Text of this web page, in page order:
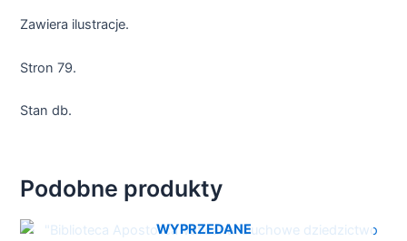
Zawiera ilustracje.
Stron 79.
Stan db.
Podobne produkty
WYPRZEDANE